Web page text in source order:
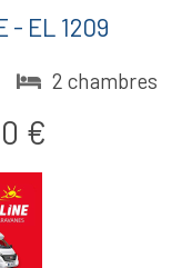
- EL 1209
2 chambres
€